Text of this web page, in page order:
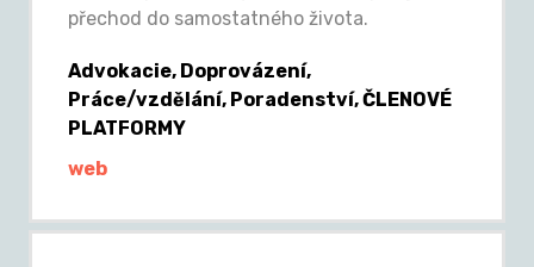
přechod do samostatného života.
Advokacie, Doprovázení,
Práce/vzdělání, Poradenství, ČLENOVÉ
PLATFORMY
web